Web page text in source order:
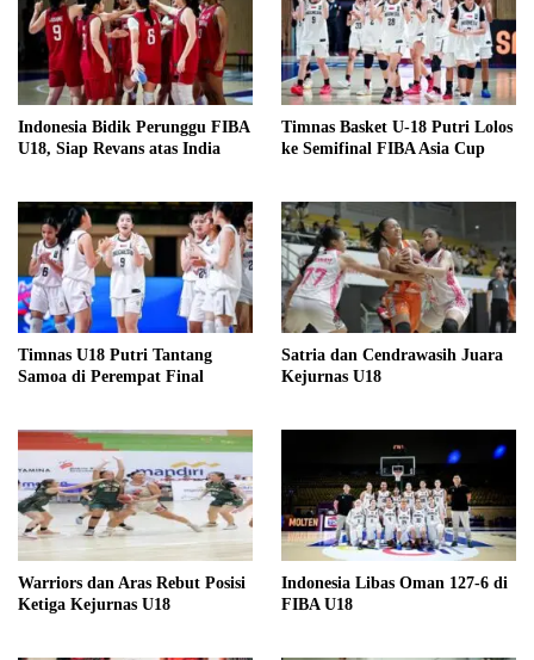
Indonesia Bidik Perunggu FIBA
U18, Siap Revans atas India
Timnas Basket U-18 Putri Lolos
ke Semifinal FIBA Asia Cup
Timnas U18 Putri Tantang
Samoa di Perempat Final
Satria dan Cendrawasih Juara
Kejurnas U18
Warriors dan Aras Rebut Posisi
Ketiga Kejurnas U18
Indonesia Libas Oman 127-6 di
FIBA U18